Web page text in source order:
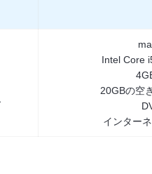
Intel Core
20GBの空
インター